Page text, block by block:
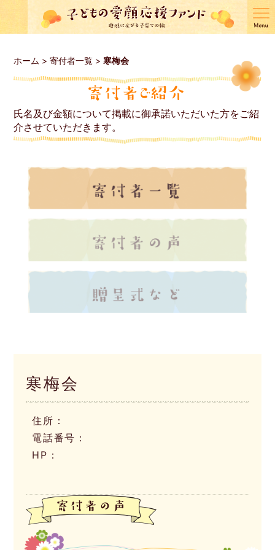
ホーム >寄付者一覧 >寒梅会
氏名及び金額について掲載に御承諾いただいた方をご紹
介させていただきます。
寒梅会
住所：
電話番号：
HP：